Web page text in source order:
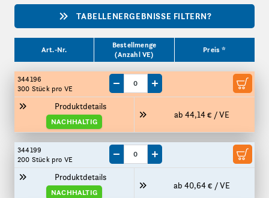
TABELLENERGEBNISSE FILTERN?
Art.-Nr.
Bestellmenge
(Anzahl VE)
Preis *
344196
300 Stückpro VE
Produktdetails
NACHHALTIG
ab 44,14 € / VE
Menge um eine VE reduzieren
Menge um eine VE erhöhen
344199
200 Stückpro VE
Produktdetails
NACHHALTIG
ab 40,64 € / VE
Menge um eine VE reduzieren
Menge um eine VE erhöhen